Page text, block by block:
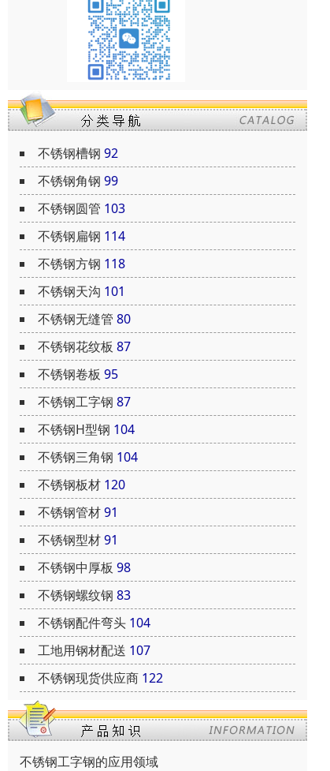
不锈钢槽钢 92
不锈钢角钢 99
不锈钢圆管 103
不锈钢扁钢 114
不锈钢方钢 118
不锈钢天沟 101
不锈钢无缝管 80
不锈钢花纹板 87
不锈钢卷板 95
不锈钢工字钢 87
不锈钢H型钢 104
不锈钢三角钢 104
不锈钢板材 120
不锈钢管材91
不锈钢型材91
不锈钢中厚板 98
不锈钢螺纹钢 83
不锈钢配件弯头 104
工地用钢材配送 107
不锈钢现货供应商 122
不锈钢工字钢的应用领域